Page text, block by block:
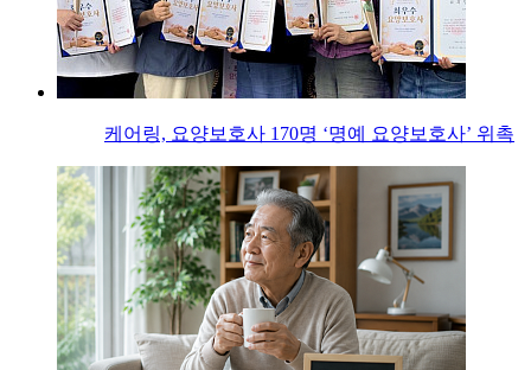
케어링, 요양보호사 170명 ‘명예 요양보호사’ 위촉